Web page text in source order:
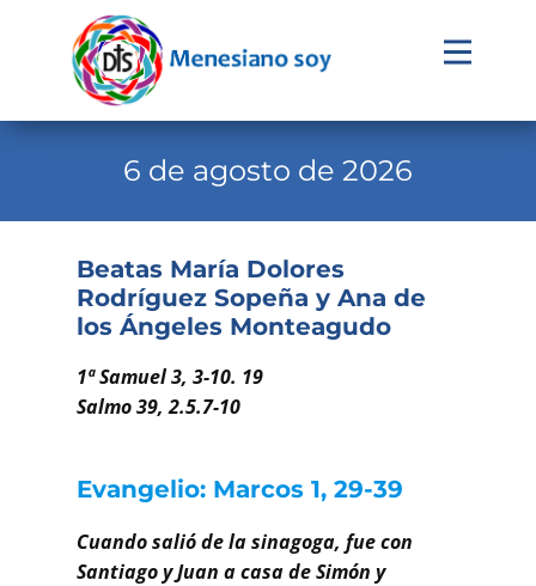
Evangelio
Institucional
Familia Menesiana
Pastoral Vocacional
Contacto
Buscar
6 de agosto de 2026
Beatas María Dolores
Rodríguez Sopeña y Ana de
los Ángeles Monteagudo
1ª Samuel 3, 3-10. 19
Salmo 39, 2.5.7-10
Evangelio: Marcos 1, 29-39
Cuando salió de la sinagoga, fue con
Santiago y Juan a casa de Simón y